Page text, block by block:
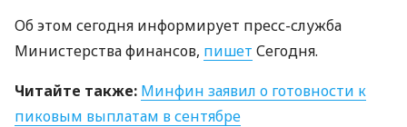
Об этом сегодня информирует пресс-служба
Министерства финансов, пишет Сегодня.
Читайте также: Минфин заявил о готовности к
пиковым выплатам в сентябре